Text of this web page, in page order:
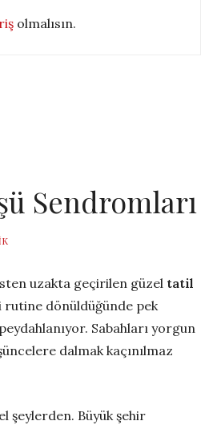
olmalısın.
Sendromları
uzakta geçirilen güzel tatil
dönüldüğünde pek
Sabahları yorgun
dalmak kaçınılmaz
şeylerden. Büyük şehir